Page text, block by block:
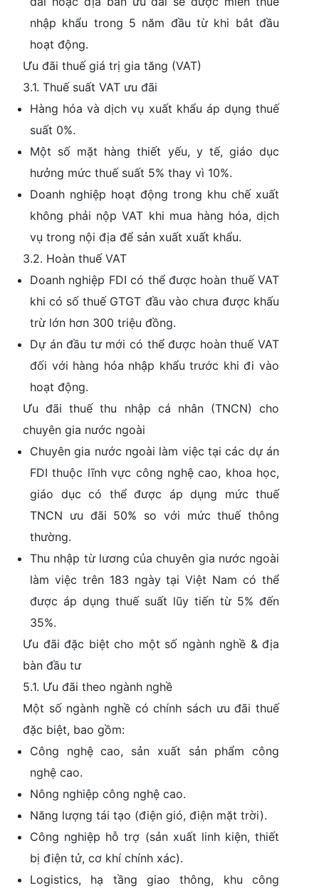
nhập khẩu trong 5 năm đầu từ khi bắt đầu
hoạt động.
Ưu đãi thuế giá trị gia tăng (VAT)
3.1. Thuế suất VAT ưu đãi
Hàng hóa và dịch vụ xuất khẩu áp dụng thuế
suất 0%.
Một số mặt hàng thiết yếu, y tế, giáo dục
hưởng mức thuế suất 5% thay vì 10%.
Doanh nghiệp hoạt động trong khu chế xuất
không phải nộp VAT khi mua hàng hóa, dịch
vụ trong nội địa để sản xuất xuất khẩu.
3.2. Hoàn thuế VAT
Doanh nghiệp FDI có thể được hoàn thuế VAT
khi có số thuế GTGT đầu vào chưa được khấu
trừ lớn hơn 300 triệu đồng.
Dự án đầu tư mới có thể được hoàn thuế VAT
đối với hàng hóa nhập khẩu trước khi đi vào
hoạt động.
Ưu đãi thuế thu nhập cá nhân (TNCN) cho
chuyên gia nước ngoài
Chuyên gia nước ngoài làm việc tại các dự án
FDI thuộc lĩnh vực công nghệ cao, khoa học,
giáo dục có thể được áp dụng mức thuế
TNCN ưu đãi 50% so với mức thuế thông
thường.
Thu nhập từ lương của chuyên gia nước ngoài
làm việc trên 183 ngày tại Việt Nam có thể
được áp dụng thuế suất lũy tiến từ 5% đến
35%.
Ưu đãi đặc biệt cho một số ngành nghề & địa
bàn đầu tư
5.1. Ưu đãi theo ngành nghề
Một số ngành nghề có chính sách ưu đãi thuế
đặc biệt, bao gồm:
Công nghệ cao, sản xuất sản phẩm công
nghệ cao.
Nông nghiệp công nghệ cao.
Năng lượng tái tạo (điện gió, điện mặt trời).
Công nghiệp hỗ trợ (sản xuất linh kiện, thiết
bị điện tử, cơ khí chính xác).
Logistics, hạ tầng giao thông, khu công